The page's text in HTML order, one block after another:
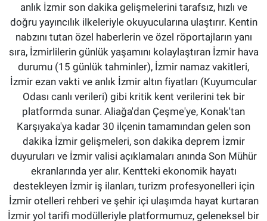
anlık İzmir son dakika gelişmelerini tarafsız, hızlı ve
doğru yayıncılık ilkeleriyle okuyucularına ulaştırır. Kentin
nabzını tutan özel haberlerin ve özel röportajların yanı
sıra, İzmirlilerin günlük yaşamını kolaylaştıran İzmir hava
durumu (15 günlük tahminler), İzmir namaz vakitleri,
İzmir ezan vakti ve anlık İzmir altın fiyatları (Kuyumcular
Odası canlı verileri) gibi kritik kent verilerini tek bir
platformda sunar. Aliağa'dan Çeşme'ye, Konak'tan
Karşıyaka'ya kadar 30 ilçenin tamamından gelen son
dakika İzmir gelişmeleri, son dakika deprem İzmir
duyuruları ve İzmir valisi açıklamaları anında Son Mühür
ekranlarında yer alır. Kentteki ekonomik hayatı
destekleyen İzmir iş ilanları, turizm profesyonelleri için
İzmir otelleri rehberi ve şehir içi ulaşımda hayat kurtaran
İzmir yol tarifi modülleriyle platformumuz, geleneksel bir